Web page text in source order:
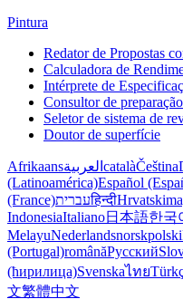
Pintura
Redator de Propostas
Calculadora de
Intérprete de
Consultor de
Seletor de sistema de
Doutor de superfície
Afrikaansالعربية catalàČeština
(Latinoamérica)Español
(France)עבריתहिन्दीHrvatski
IndonesiaItaliano日本語한국
MelayuNederlandsnorskpolski
(Portugal)românăРусский
(ћирилица)Svenskaไทย
文繁體中文